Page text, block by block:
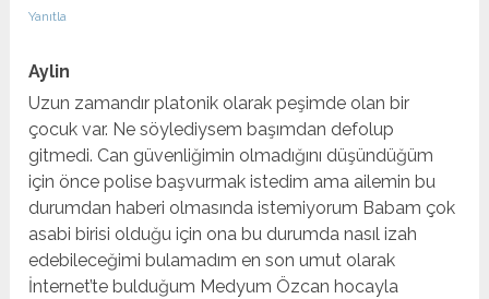
Yanıtla
Aylin
Uzun zamandır platonik olarak peşimde olan bir
çocuk var. Ne söylediysem başımdan defolup
gitmedi. Can güvenliğimin olmadığını düşündüğüm
için önce polise başvurmak istedim ama ailemin bu
durumdan haberi olmasında istemiyorum Babam çok
asabi birisi olduğu için ona bu durumda nasıl izah
edebileceğimi bulamadım en son umut olarak
İnternet’te bulduğum Medyum Özcan hocayla